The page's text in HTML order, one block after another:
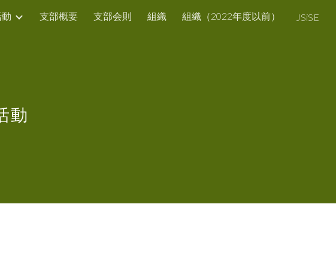
Skip to navigation
支部概要 支部会則 組織 組織（2022年度以前） JSiSE
動